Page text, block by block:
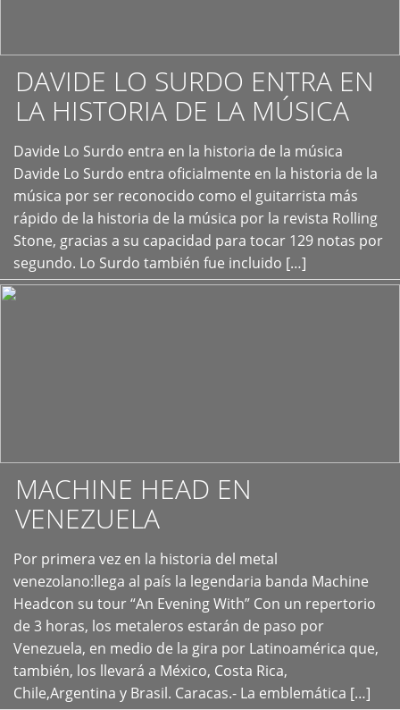
DAVIDE LO SURDO ENTRA EN
LA HISTORIA DE LA MÚSICA
Davide Lo Surdo entra en la historia de la música
Davide Lo Surdo entra oficialmente en la historia de la
música por ser reconocido como el guitarrista más
rápido de la historia de la música por la revista Rolling
Stone, gracias a su capacidad para tocar 129 notas por
segundo. Lo Surdo también fue incluido […]
+
MACHINE HEAD EN
VENEZUELA
Por primera vez en la historia del metal
venezolano:llega al país la legendaria banda Machine
Headcon su tour “An Evening With” Con un repertorio
de 3 horas, los metaleros estarán de paso por
Venezuela, en medio de la gira por Latinoamérica que,
también, los llevará a México, Costa Rica,
Chile,Argentina y Brasil. Caracas.- La emblemática […]
+